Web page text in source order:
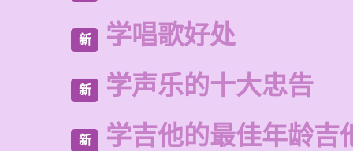
新 学唱歌好处
新 学声乐的十大忠告
新 学吉他的最佳年龄吉